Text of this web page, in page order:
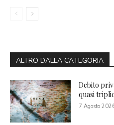
ALTRO DALLA CATEGORIA
Debito
quasi
7 Agosto